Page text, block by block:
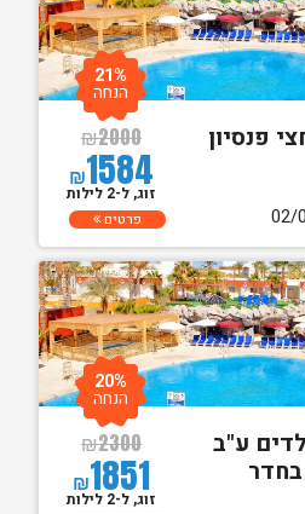
פנסיון
₪2000
₪1584
21%
הנחה
זוג, ל-2 לילות
פרטים
לזוג + 2 ילדים ע"ב
בחדר
₪2300
₪1851
20%
הנחה
זוג, ל-2 לילות